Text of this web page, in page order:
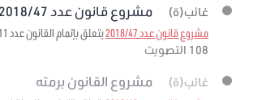
غائب(ة) مشروع قانون عدد 2018/47 برمته
مشروع قانون عدد 2018/47
يتعلق بإتمام القانون عدد 11 لسنة 1988 المؤرخ في 25 فيفري 1988 المتعلق بإحداث وكالة إحياء التراث والتنمية الثقافية
108 التصويت
غائب(ة) مشروع القانون برمته